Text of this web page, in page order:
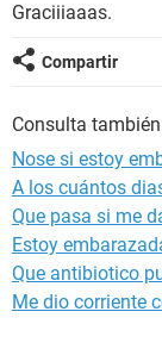
Graciiiaaas.
Compartir
Consulta
Nose si estoy
A los cuántos
Que pasa si me
Estoy
Que antibiotico
Me dio corriente